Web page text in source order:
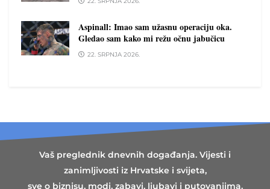
Aspinall: Imao sam užasnu operaciju oka.
Gledao sam kako mi režu očnu jabučicu
22. SRPNJA 2026.
Vaš preglednik dnevnih događanja. Vijesti i
zanimljivosti iz Hrvatske i svijeta,
sve o biznisu, modi, zabavi, ljubavi i putovanjima.